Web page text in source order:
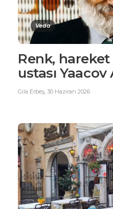
Veda
Renk,
ustası
Gila Erbeş 30 Haziran 2026